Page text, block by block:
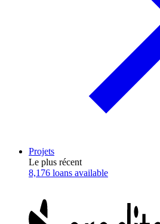
Projets
Le plus récent
8,176 loans available